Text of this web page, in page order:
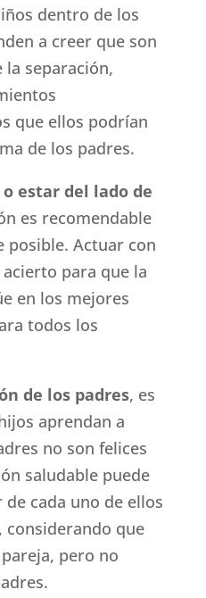
dentro de los
a creer que son
la separación,
que ellos podrían
de los padres.
estar del lado de
es recomendable
posible. Actuar con
para que la
en los mejores
todos los
de los padres, es
aprendan a
no son felices
saludable puede
cada uno de ellos
considerando que
pero no